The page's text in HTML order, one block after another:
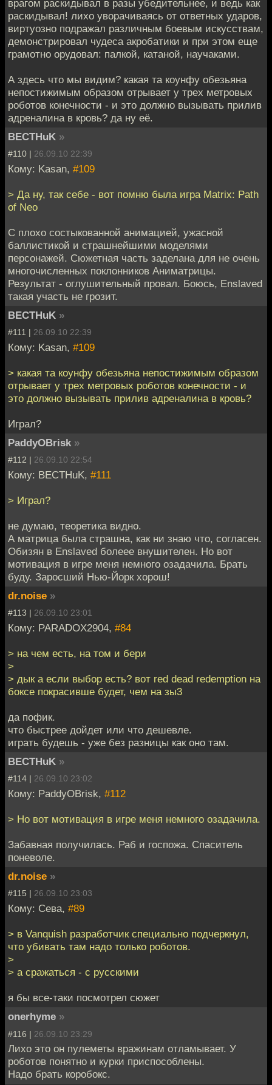
врагом раскидывал в разы убедительнее, и ведь как
раскидывал! лихо уворачиваясь от ответных ударов,
виртуозно подражал различным боевым искусствам,
демонстрировал чудеса акробатики и при этом еще
грамотно орудовал: палкой, катаной, научаками.
А здесь что мы видим? какая та коунфу обезьяна
непостижимым образом отрывает у трех метровых
роботов конечности - и это должно вызывать прилив
адреналина в кровь? да ну её.
BECTHuK »
#110 | 26.09.10 22:39
Кому: Kasan, #109
> Да ну, так себе - вот помню была игра Matrix: Path
of Neo
С плохо состыкованной анимацией, ужасной
баллистикой и страшнейшими моделями
персонажей. Сюжетная часть заделана для не очень
многочисленных поклонников Аниматрицы.
Результат - оглушительный провал. Боюсь, Enslaved
такая участь не грозит.
BECTHuK »
#111 | 26.09.10 22:39
Кому: Kasan, #109
> какая та коунфу обезьяна непостижимым образом
отрывает у трех метровых роботов конечности - и
это должно вызывать прилив адреналина в кровь?
Играл?
PaddyOBrisk »
#112 | 26.09.10 22:54
Кому: BECTHuK, #111
> Играл?
не думаю, теоретика видно.
А матрица была страшна, как ни знаю что, согласен.
Обизян в Enslaved болеее внушителен. Но вот
мотивация в игре меня немного озадачила. Брать
буду. Заросший Нью-Йорк хорош!
dr.noise »
#113 | 26.09.10 23:01
Кому: PARADOX2904, #84
> на чем есть, на том и бери
>
> дык а если выбор есть? вот red dead redemption на
боксе покрасивше будет, чем на зы3
да пофик.
что быстрее дойдет или что дешевле.
играть будешь - уже без разницы как оно там.
BECTHuK »
#114 | 26.09.10 23:02
Кому: PaddyOBrisk, #112
> Но вот мотивация в игре меня немного озадачила.
Забавная получилась. Раб и госпожа. Спаситель
поневоле.
dr.noise »
#115 | 26.09.10 23:03
Кому: Сева, #89
> в Vanquish разработчик специально подчеркнул,
что убивать там надо только роботов.
>
> а сражаться - с русскими
я бы все-таки посмотрел сюжет
onerhyme »
#116 | 26.09.10 23:29
Лихо это он пулеметы вражинам отламывает. У
роботов понятно и курки приспособлены.
Надо брать коробокс.